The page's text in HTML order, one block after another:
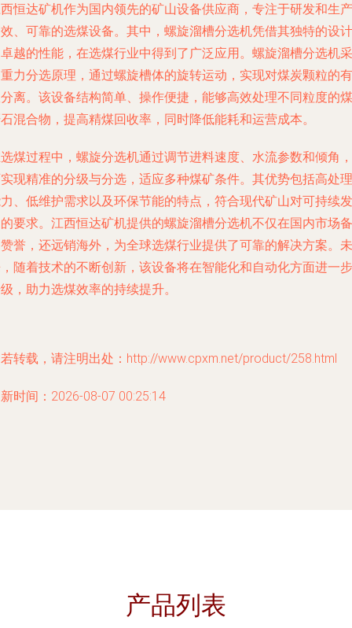
恒达矿机作为国内领先的矿山设备供应商，专注于研发和生产
、可靠的选煤设备。其中，螺旋溜槽分选机凭借其独特的设计
越的性能，在选煤行业中得到了广泛应用。螺旋溜槽分选机采
力分选原理，通过螺旋槽体的旋转运动，实现对煤炭颗粒的有
离。该设备结构简单、操作便捷，能够高效处理不同粒度的煤
混合物，提高精煤回收率，同时降低能耗和运营成本。
煤过程中，螺旋分选机通过调节进料速度、水流参数和倾角，
现精准的分级与分选，适应多种煤矿条件。其优势包括高处理
、低维护需求以及环保节能的特点，符合现代矿山对可持续发
要求。江西恒达矿机提供的螺旋溜槽分选机不仅在国内市场备
誉，还远销海外，为全球选煤行业提供了可靠的解决方案。未
随着技术的不断创新，该设备将在智能化和自动化方面进一步
，助力选煤效率的持续提升。
转载，请注明出处：http://www.cpxm.net/product/258.html
时间：2026-08-07 00:25:14
产品列表